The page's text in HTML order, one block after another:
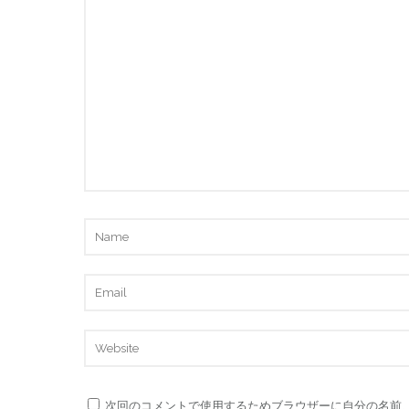
次回のコメントで使用するためブラウザーに自分の名前